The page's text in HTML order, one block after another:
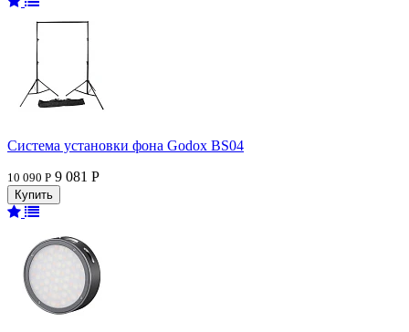
Система установки фона Godox BS04
10 090 Р 9 081 Р